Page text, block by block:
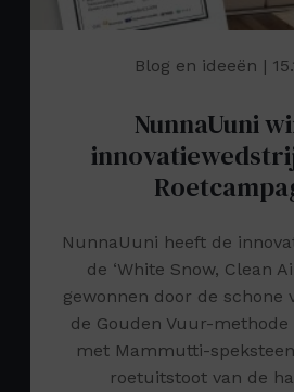
Blog en ideeën |
NunnaUuni
NunnaUuni heeft de
de ‘White Snow, Clean
gewonnen door de schone
de Gouden Vuur-
met Mammutti-
roetuitstoot van de